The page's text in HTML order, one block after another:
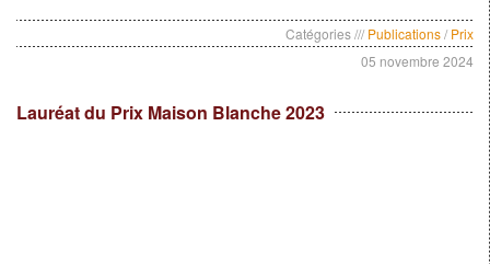
Catégories ///Publications/Prix
05 novembre 2024
Lauréat du Prix Maison Blanche 2023